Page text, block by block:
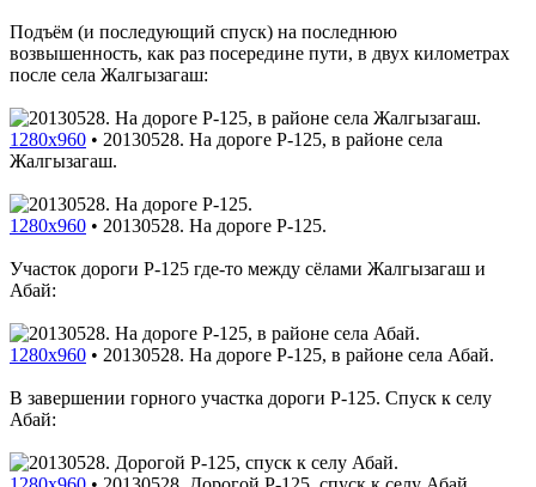
Подъём (и последующий спуск) на последнюю
возвышенность, как раз посередине пути, в двух километрах
после села Жалгызагаш:
1280x960 • 20130528. На дороге P-125, в районе села
Жалгызагаш.
1280x960 • 20130528. На дороге P-125.
Участок дороги P-125 где-то между сёлами Жалгызагаш и
Абай:
1280x960 • 20130528. На дороге P-125, в районе села Абай.
В завершении горного участка дороги P-125. Спуск к селу
Абай: